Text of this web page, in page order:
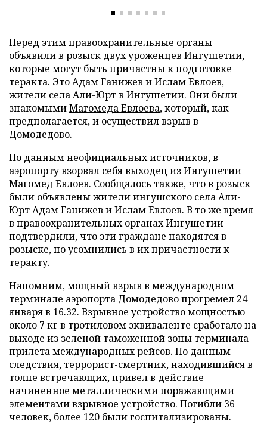
Перед этим правоохранительные органы
объявили в розыск двухуроженцев Ингушетии,
которые могут быть причастны к подготовке
теракта. Это Адам Ганижев и Ислам Евлоев,
жители села Али-Юрт в Ингушетии. Они были
знакомымиМагомеда Евлоева, который, как
предполагается, и осуществил взрыв в
Домодедово.
По данным неофициальных источников, в
аэропорту взорвал себя выходец из Ингушетии
Магомед Евлоев. Сообщалось также, что в розыск
были объявлены жители ингушского села Али-
Юрт Адам Ганижев и Ислам Евлоев. В то же время
в правоохранительных органах Ингушетии
подтвердили, что эти граждане находятся в
розыске, но усомнились в их причастности к
теракту.
Напомним, мощный взрыв в международном
терминале аэропорта Домодедово прогремел 24
января в 16.32. Взрывное устройство мощностью
около 7 кг в тротиловом эквиваленте сработало на
выходе из зеленой таможенной зоны терминала
прилета международных рейсов. По данным
следствия, террорист-смертник, находившийся в
толпе встречающих, привел в действие
начиненное металлическими поражающими
элементами взрывное устройство. Погибли 36
человек, более 120 были госпитализированы.